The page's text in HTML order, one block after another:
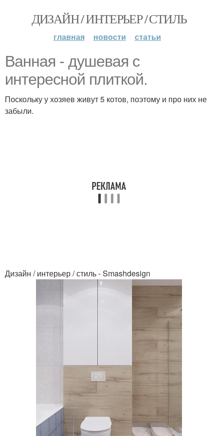
ДИЗАЙН / ИНТЕРЬЕР / СТИЛЬ
главная новости статьи
Ванная - душевая с
интересной плиткой.
Поскольку у хозяев живут 5 котов, поэтому и про них не
забыли.
Дизайн / интерьер / стиль - Smashdesign